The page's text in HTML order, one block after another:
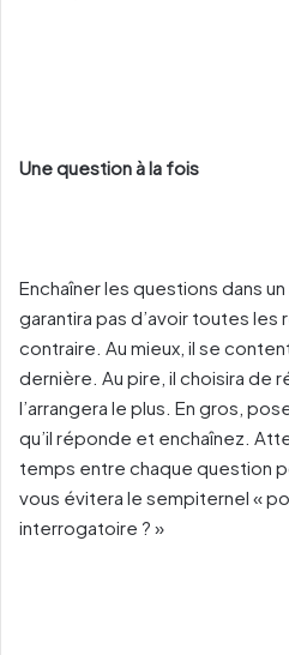
Une question à la fois
Enchaîner les questions dans
garantira pas d’avoir toutes les
contraire. Au mieux, il se
dernière. Au pire, il choisira de
l’arrangera le plus. En gros,
qu’il réponde et enchaînez.
temps entre chaque question
vous évitera le sempiternel «
interrogatoire ? »